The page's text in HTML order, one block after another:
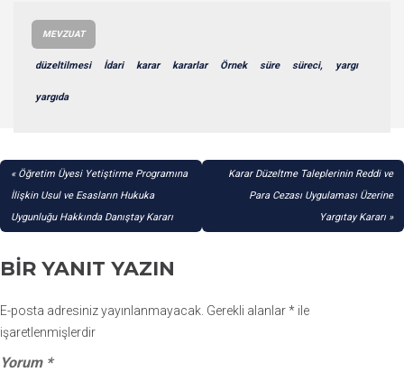
MEVZUAT
düzeltilmesi İdari karar kararlar Örnek süre süreci, yargı
yargıda
YAZI
GEZINMESI
Öğretim Üyesi Yetiştirme Programına
İlişkin Usul ve Esasların Hukuka
Uygunluğu Hakkında Danıştay Kararı
Karar Düzeltme Taleplerinin Reddi ve
Para Cezası Uygulaması Üzerine
Yargıtay Kararı
BIR YANIT YAZIN
E-posta adresiniz yayınlanmayacak. Gerekli alanlar* ile
işaretlenmişlerdir
Yorum *